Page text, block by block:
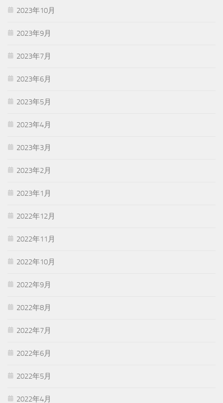
2023年10月
2023年9月
2023年7月
2023年6月
2023年5月
2023年4月
2023年3月
2023年2月
2023年1月
2022年12月
2022年11月
2022年10月
2022年9月
2022年8月
2022年7月
2022年6月
2022年5月
2022年4月